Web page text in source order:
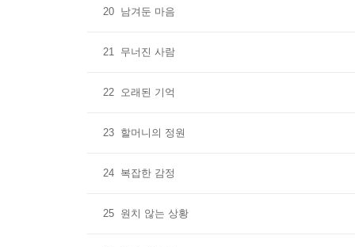
20 남겨둔 마음
21 무너진 사람
22 오래된 기억
23 할머니의 정원
24 복잡한 감정
25 원치 않는 상황